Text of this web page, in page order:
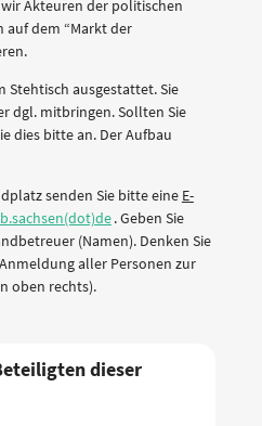
Akteuren der politischen
auf dem “Markt der
Stehtisch ausgestattet. Sie
dgl. mitbringen. Sollten Sie
dies bitte an. Der Aufbau
senden Sie bitte eine E-
. Geben Sie
(Namen). Denken Sie
aller Personen zur
oben rechts).
dieser